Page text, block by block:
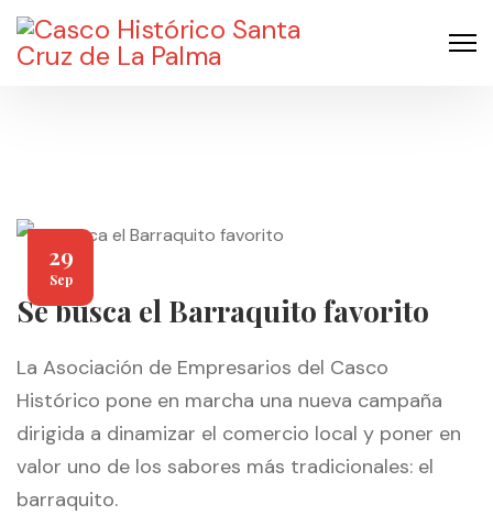
Se busca el Barraquito favorito
29
Sep
La Asociación de Empresarios del Casco
Histórico pone en marcha una nueva campaña
dirigida a dinamizar el comercio local y poner en
valor uno de los sabores más tradicionales: el
barraquito.